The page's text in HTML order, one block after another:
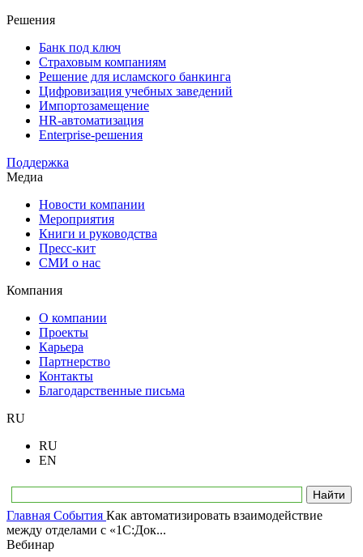
Решения
Банк под ключ
Страховым компаниям
Решение для исламского банкинга
Цифровизация учебных заведений
Импортозамещение
HR-автоматизация
Enterprise-решения
Поддержка
Медиа
Новости компании
Мероприятия
Книги и руководства
Пресс-кит
СМИ о нас
Компания
О компании
Проекты
Карьера
Партнерство
Контакты
Благодарственные письма
RU
RU
EN
Главная События Как автоматизировать взаимодействие
между отделами с «1С:Док...
Вебинар